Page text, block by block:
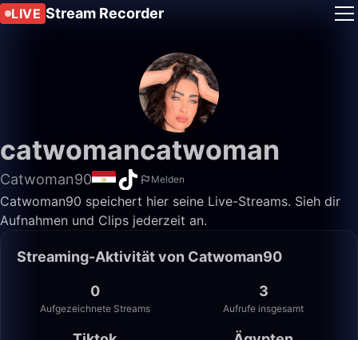
LIVE Stream Recorder
catwomancatwoman
Catwoman90 Melden
Catwoman90 speichert hier seine Live-Streams. Sieh dir
Aufnahmen und Clips jederzeit an.
Streaming-Aktivität von Catwoman90
0
Aufgezeichnete Streams
3
Aufrufe insgesamt